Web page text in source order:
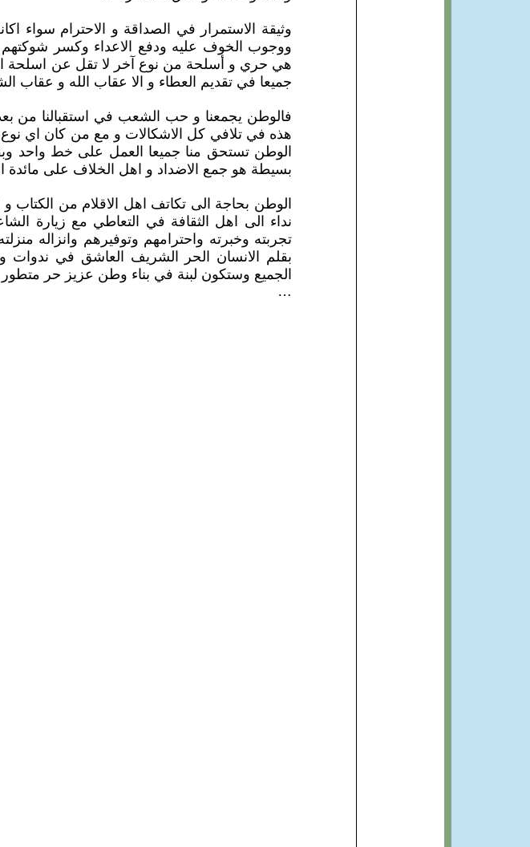
وثيقة الاستمرار في الصداقة و الاحترام
ووجوب الخوف عليه ودفع الاعداء وكسر شوكتهم
هي حري و أسلحة من نوع آخر لا تقل عن اسلحة
جميعا في تقديم العطاء و الا عقاب الله و
فالوطن يجمعنا و حب الشعب في استقبالنا من
هذه في تلافي كل الاشكالات و مع من كان اي
الوطن تستحق منا جميعا العمل على خط واحد
بسيطة هو جمع الاضداد و اهل الخلاف على مائدة
الوطن بحاجة الى تكاتف اهل الاقلام من الكتاب
نداء الى اهل الثقافة في التعاطي مع زيارة
تجربته وخبرته واحترامهم وتوفيرهم وانزاله
بقلم الانسان الحر الشريف العاشق في ندوات
الجميع وستكون لبنة في بناء وطن عزيز حر
…